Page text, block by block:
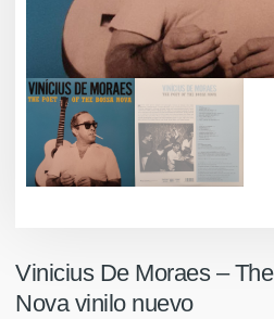
Vinicius De Moraes –
Nova vinilo nuevo